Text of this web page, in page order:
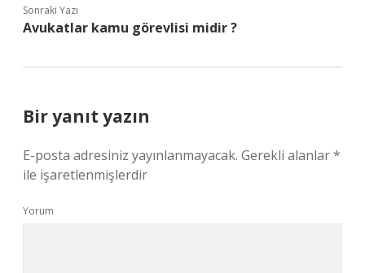
Sonraki Yazı
Avukatlar kamu görevlisi midir ?
Bir yanıt yazın
E-posta adresiniz yayınlanmayacak. Gerekli alanlar*
ile işaretlenmişlerdir
Yorum